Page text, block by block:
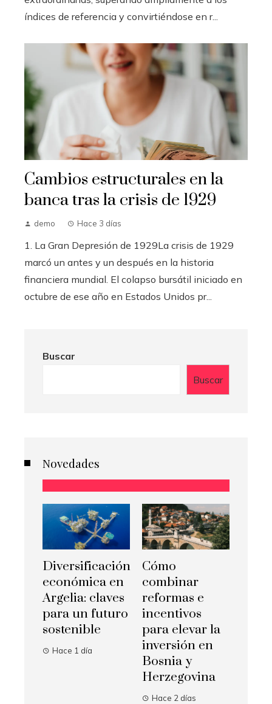
índices de referencia y convirtiéndose en r...
Cambios estructurales en la
banca tras la crisis de 1929
demo Hace 3 días
1. La Gran Depresión de 1929La crisis de 1929
marcó un antes y un después en la historia
financiera mundial. El colapso bursátil iniciado en
octubre de ese año en Estados Unidos pr...
Buscar
Buscar
Novedades
Diversificación
económica en
Argelia: claves
para un futuro
sostenible
Hace 1 día
Cómo
combinar
reformas e
incentivos
para elevar la
inversión en
Bosnia y
Herzegovina
Hace 2 días